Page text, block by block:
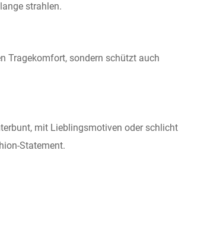
strahlen.
Tragekomfort, sondern schützt auch
mit Lieblingsmotiven oder schlicht
Statement.